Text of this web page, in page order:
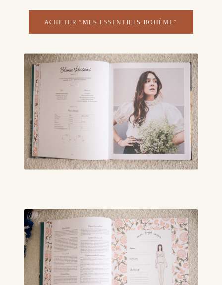
ACHETER "MES ESSENTIELS BOHÈME"